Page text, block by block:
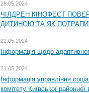
28.05.2024
ЧІЛДРЕН КІНОФЕСТ
ДИТИНОЮ ТА ЯК
22.05.2024
Інформація щодо
21.05.2024
Інформація управління
комітету Київської